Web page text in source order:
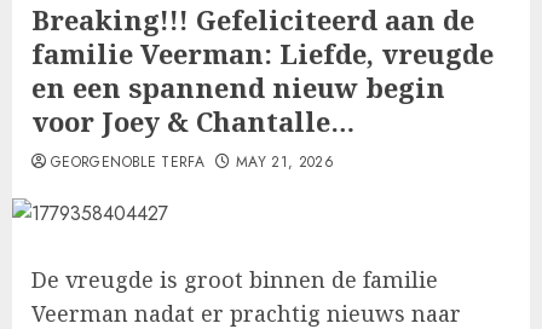
Breaking!!! Gefeliciteerd aan de
familie Veerman: Liefde, vreugde
en een spannend nieuw begin
voor Joey & Chantalle…
GEORGENOBLE TERFA MAY 21, 2026
De vreugde is groot binnen de familie
Veerman nadat er prachtig nieuws naar